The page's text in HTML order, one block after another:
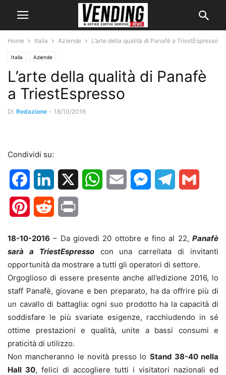
Home Italia Aziende L’arte della qualità di Panafè a TriestEspresso
Italia Aziende
L’arte della qualità di Panafè
a TriestEspresso
Di Redazione - 18/10/2016
Condividi su:
FacebookLinkedIn WhatsApp
Email MessengerTelegram
PinterestReddit
18-10-2016 – Da giovedì 20 ottobre e fino al 22, Panafè
sarà a TriestEspressocon una carrellata di invitanti
opportunità da mostrare a tutti gli operatori di settore.
Orgoglioso di essere presente anche all’edizione 2016, lo
staff Panafè, giovane e ben preparato, ha da offrire più di
un cavallo di battaglia: ogni suo prodotto ha la capacità di
soddisfare le più svariate esigenze, racchiudendo in sé
ottime prestazioni e qualità, unite a bassi consumi e
praticità di utilizzo.
Non mancheranno le novità presso lo Stand 38-40 nella
Hall 30, felici di accogliere tutti i visitatori nazionali ed